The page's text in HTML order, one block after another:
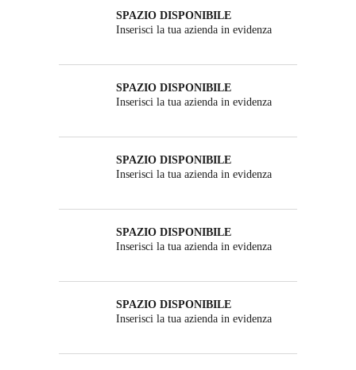
SPAZIO DISPONIBILE
Inserisci la tua azienda in evidenza
SPAZIO DISPONIBILE
Inserisci la tua azienda in evidenza
SPAZIO DISPONIBILE
Inserisci la tua azienda in evidenza
SPAZIO DISPONIBILE
Inserisci la tua azienda in evidenza
SPAZIO DISPONIBILE
Inserisci la tua azienda in evidenza